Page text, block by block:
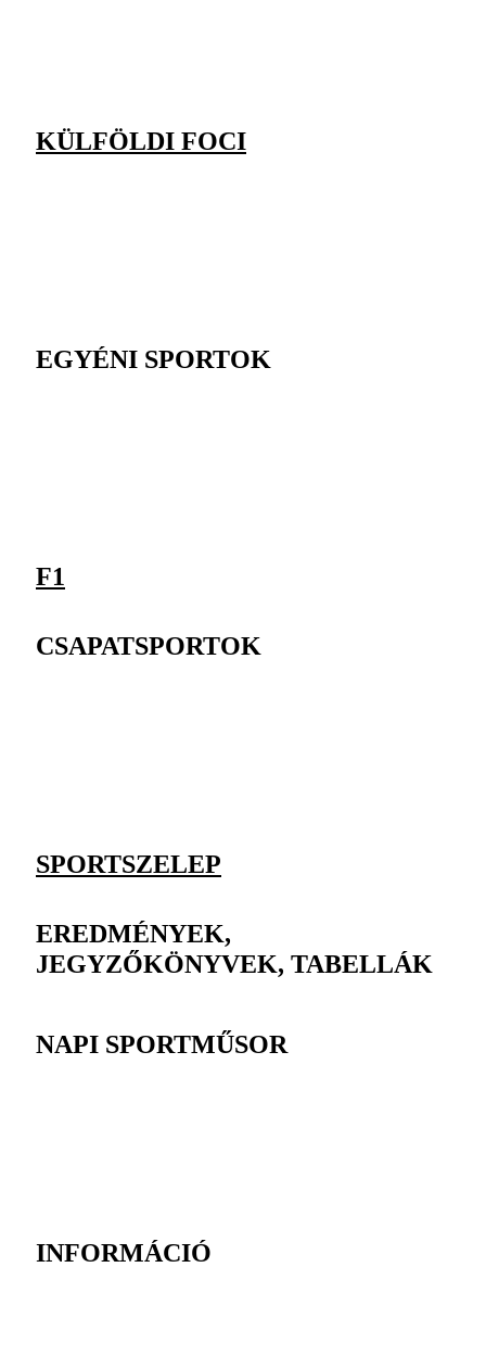
KÜLFÖLDI FOCI
EGYÉNI SPORTOK
F1
CSAPATSPORTOK
SPORTSZELEP
EREDMÉNYEK,
JEGYZŐKÖNYVEK, TABELLÁK
NAPI SPORTMŰSOR
INFORMÁCIÓ